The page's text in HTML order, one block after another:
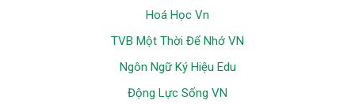
Hoá Học Vn
TVB Một Thời Để Nhớ VN
Ngôn Ngữ Ký Hiệu Edu
Động Lực Sống VN